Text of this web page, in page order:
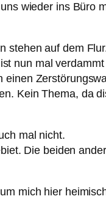
wieder ins Büro
stehen auf dem
nun mal
Kein Thema, da
mal nicht.
Die beiden
mich hier